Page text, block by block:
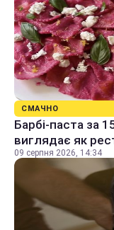
СМАЧНО
Барбі-паста за
виглядає як
09 серпня 2026, 14:34